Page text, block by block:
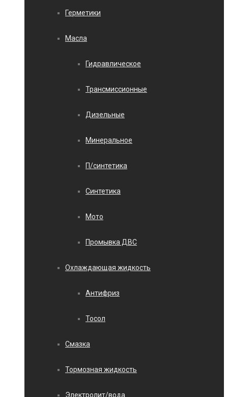
Герметики
Масла
Гидравлическое
Трансмиссионные
Дизельные
Минеральное
П/синтетика
Синтетика
Мото
Промывка ДВС
Охлаждающая жидкость
Антифриз
Тосол
Смазка
Тормозная жидкость
Электролит/вода